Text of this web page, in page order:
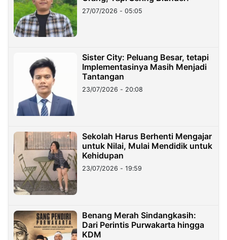
27/07/2026 - 05:05
Sister City: Peluang Besar, tetapi
Implementasinya Masih Menjadi
Tantangan
23/07/2026 - 20:08
Sekolah Harus Berhenti Mengajar
untuk Nilai, Mulai Mendidik untuk
Kehidupan
23/07/2026 - 19:59
Benang Merah Sindangkasih:
Dari Perintis Purwakarta hingga
KDM